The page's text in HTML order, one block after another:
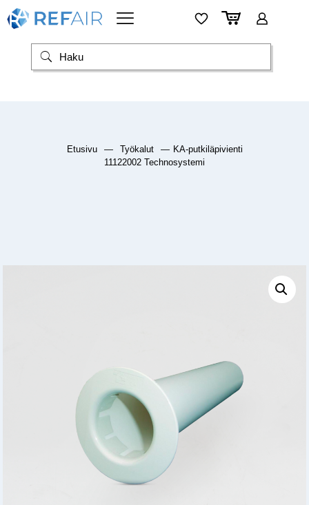
Etusivu — Työkalut — KA-putkiläpivienti
11122002 Technosystemi